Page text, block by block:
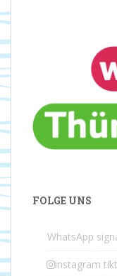
FOLGE UNS
WhatsApp
instagram